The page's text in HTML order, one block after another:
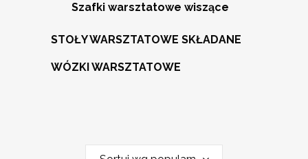
Szafki warsztatowe wiszące
STOŁY WARSZTATOWE SKŁADANE
WÓZKI WARSZTATOWE